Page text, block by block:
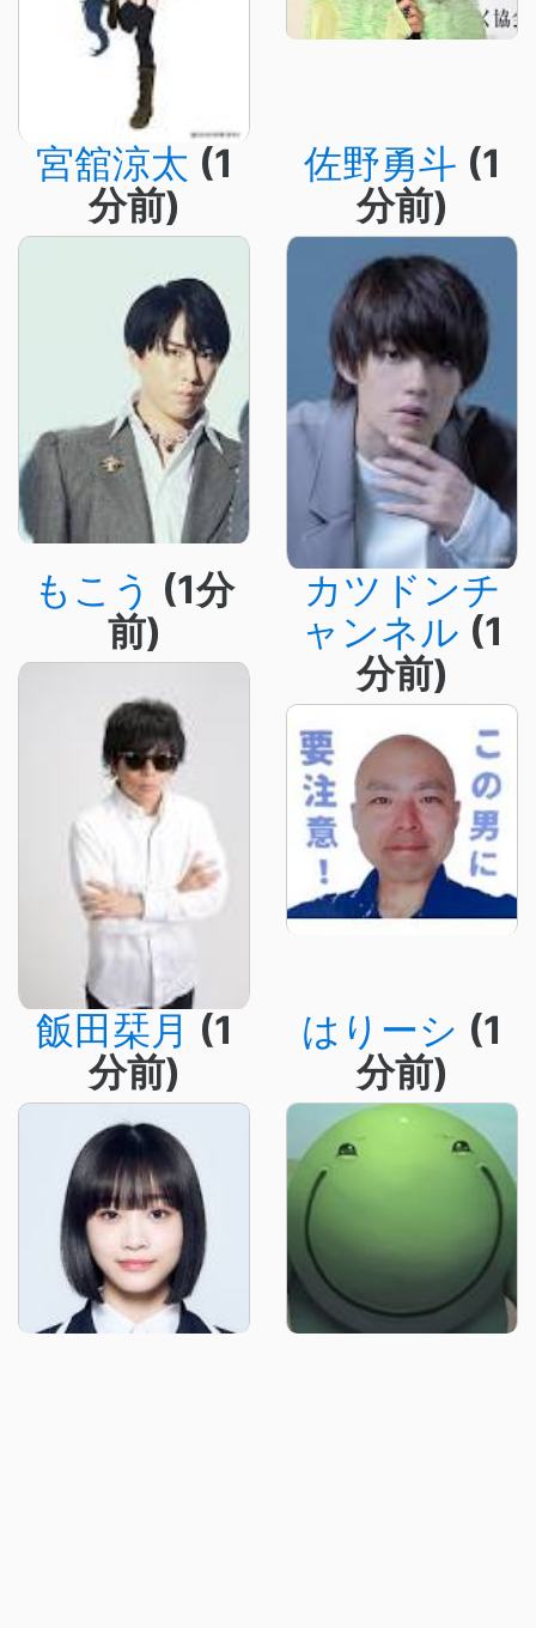
宮舘涼太 (1
分前)
佐野勇斗 (1
分前)
もこう (1分
前)
カツドンチ
ャンネル (1
分前)
飯田栞月 (1
分前)
はりーシ (1
分前)